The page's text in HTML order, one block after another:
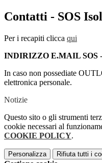
Contatti - SOS
Per i recapiti clicca qui
INDIRIZZO E.MAIL SOS -
In caso non possediate
elettronica personale.
Notizie
Questo sito o gli strumenti
cookie necessari al
COOKIE POLICY.
Personalizza Rifiuta tutti i